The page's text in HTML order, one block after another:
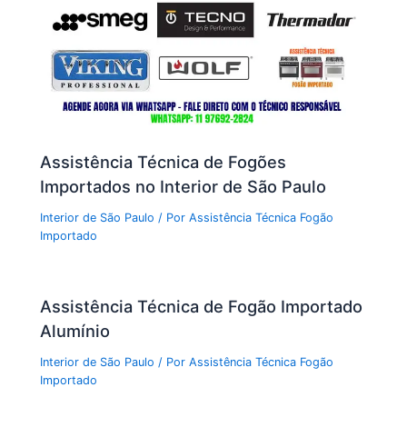
Assistência Técnica de Fogões
Importados no Interior de São Paulo
Interior de São Paulo / PorAssistência Técnica Fogão
Importado
Assistência Técnica de Fogão Importado
Alumínio
Interior de São Paulo / PorAssistência Técnica Fogão
Importado